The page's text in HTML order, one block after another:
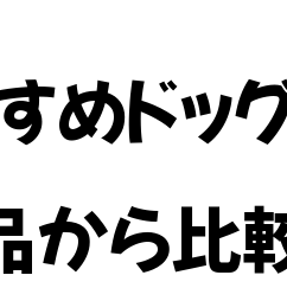
めドッ
ら比